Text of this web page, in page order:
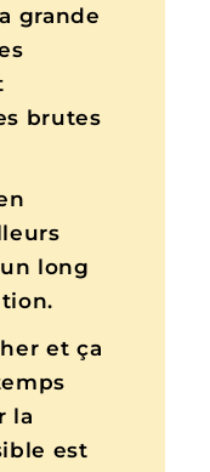
grande
brutes
long
et ça
la
est